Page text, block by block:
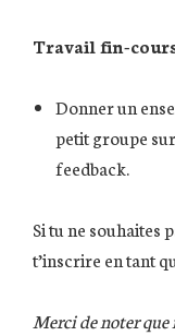
Travail fin-
Donner un
petit groupe
feedback.
Si tu ne souhaites
t’inscrire en tant
Merci de noter que